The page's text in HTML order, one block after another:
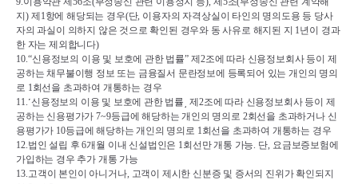
지 ) 제 1항에 해당되는 경우(단, 이용자의 자격상실이 타인의 명의도용 등 당사
자의 과실이 의하지 않은 것으로 확인된 경우와 동 사유로 해지된 지 1년이 경과
한 자는 제외합니다)
10.“신용정보의 이용 및 보호에 관한 법률” 제 2조에 따라 신용정보회사 등이 제
공하는 채무불이행 정보 또는 금융질서 문란정보에 등록되어 있는 개인의 명의
로 1회선을 초과하여 개통하는 경우
11.˹신용정보의 이용 및 보호에 관한 법률 ˼ 제 2조에 따라 신용정보회사 등이 제
공하는 신용평가가 7~9등급에 해당하는 개인의 명의로 2회선을 초과하거나 신
용평가가 10등급에 해당하는 개인의 명의로 1회선을 초과하여 개통하는 경우
12.법인 설립 후 6개월 이내 신설법인은 1회선만 개통 가능. 단, 요금보증보험에
가입하는 경우 추가 개통 가능
13.고객이 본인이 아니거나, 고객이 제시한 신분증 및 증서의 진위가 확인되지